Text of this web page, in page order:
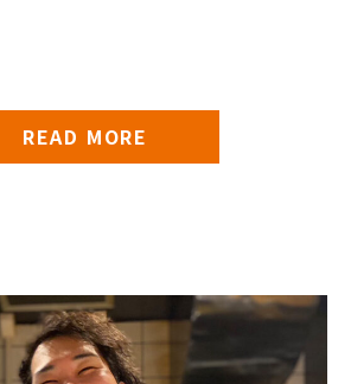
READ MORE